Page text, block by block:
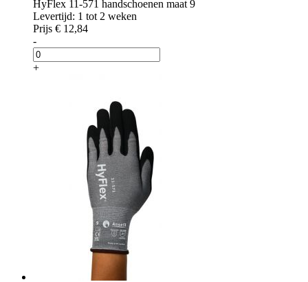
HyFlex 11-571 handschoenen maat 9
Levertijd: 1 tot 2 weken
Prijs € 12,84
-
+